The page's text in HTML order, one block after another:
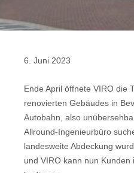
6. Juni 2023
Ende April öffnete VIRO die
renovierten Gebäudes in
Autobahn, also
Allround-Ingenieurbüro
landesweite Abdeckung
und VIRO kann nun